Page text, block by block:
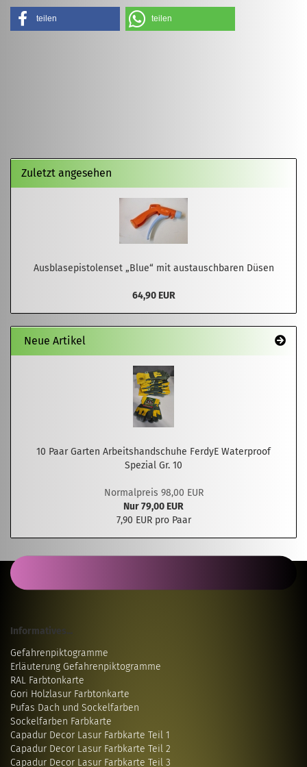
teilen teilen
Zuletzt angesehen
Ausblasepistolenset „Blue“ mit austauschbaren Düsen
64,90 EUR
Neue Artikel
10 Paar Garten Arbeitshandschuhe FerdyE Waterproof
Spezial Gr. 10
Normalpreis 98,00 EUR
Nur 79,00 EUR
7,90 EUR pro Paar
Informatives...
Gefahrenpiktogramme
Erläuterung Gefahrenpiktogramme
RAL Farbtonkarte
Gori Holzlasur Farbtonkarte
Pufas Dach und Sockelfarben
Sockelfarben Farbkarte
Capadur Decor Lasur Farbkarte Teil 1
Capadur Decor Lasur Farbkarte Teil 2
Capadur Decor Lasur Farbkarte Teil 3